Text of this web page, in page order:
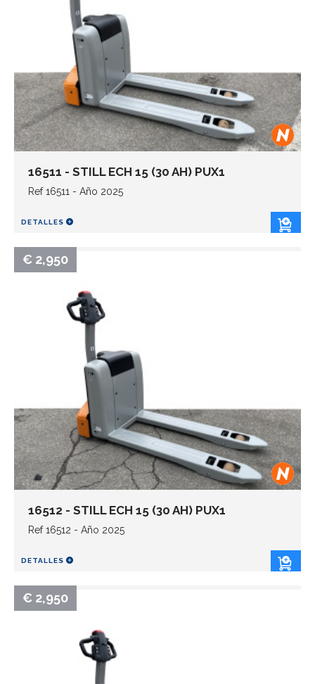
16511 - STILL ECH 15 (30 AH) PUX1
Ref 16511 - Año 2025
DETALLES
€ 2,950
16512 - STILL ECH 15 (30 AH) PUX1
Ref 16512 - Año 2025
DETALLES
€ 2,950